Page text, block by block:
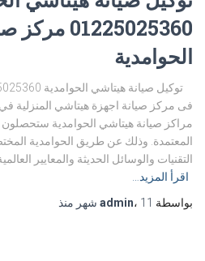
الحوامدية
فى مركز صيانة اجهزة هيتاشي المنزلية
مراكز صيانة هيتاشي الحوامدية ستحصلون
المعتمدة. وذلك عن طريق الحوامدية
التقنيات والوسائل الحديثة والمعايير
اقرأ المزيد…
بواسطة
admin، 11 شهر منذ